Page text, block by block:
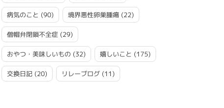
病気のこと (90) 境界悪性卵巣腫瘍 (22)
僧帽弁閉鎖不全症 (29)
おやつ・美味しいもの (32) 嬉しいこと (175)
交換日記 (20) リレーブログ (11)